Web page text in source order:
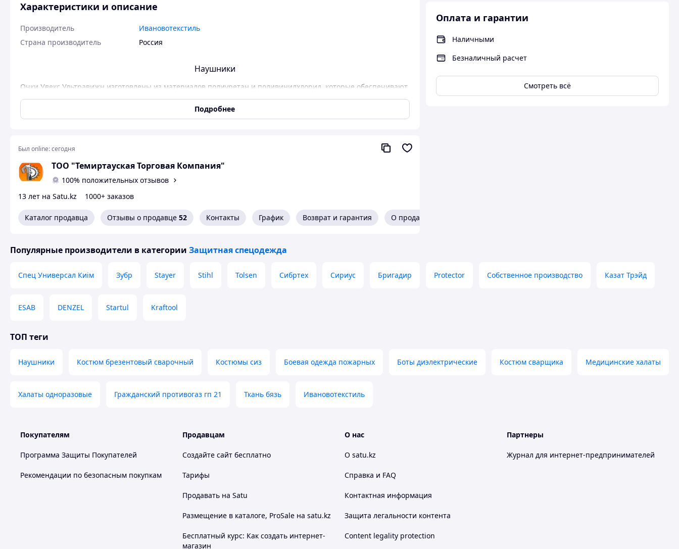
Оплата и гарантии
Наличными
Безналичный расчет
Смотреть всё
Характеристики и описание
Производитель
Ивановотекстиль
Страна производитель
Россия
Наушники
Очки Увекс Ультравижн изготовлены из материалов полиуретан и поливинилхлорид, которые обеспечивают
механическую прочность и гибкость при низких температурах. Линзы изготовлены из поликарбоната
Makrolon, который дает стойкую механическую защиту и поглощение ультрафиолета. Подходят для ношения
с диоптрическими очками. Очки Увекс Ультравижн защищают от брызг расплавленного металла и
Подробнее
Был online:сегодня
ТОО "Темиртауская Торговая Компания"
100% положительных отзывов
13 лет на Satu.kz
1000+ заказов
Каталог продавца Отзывы о продавце 52 Контакты График Возврат и гарантия О продавце
Популярные производители в категории Защитная спецодежда
Спец Универсал Киім Зубр Stayer Stihl Tolsen Сибртех Сириус Бригадир Protector Собственное производство Казат Трэйд
ESAB DENZEL Startul Kraftool
ТОП теги
Наушники Костюм брезентовый сварочный Костюмы сиз Боевая одежда пожарных Боты диэлектрические Костюм сварщика Медицинские халаты
Халаты одноразовые Гражданский противогаз гп 21 Ткань бязь Ивановотекстиль
Покупателям
Программа Защиты Покупателей
Рекомендации по безопасным покупкам
Продавцам
Создайте сайт бесплатно
Тарифы
Продавать на Satu
Размещение в каталоге, ProSale на satu.kz
Бесплатный курс: Как создать интернет-
магазин
О нас
О satu.kz
Справка и FAQ
Контактная информация
Защита легальности контента
Content legality protection
Партнеры
Журнал для интернет-предпринимателей